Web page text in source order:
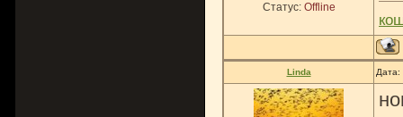
Статус: Offline
Linda